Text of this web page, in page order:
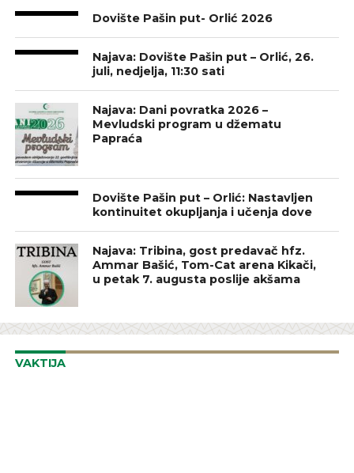
Dovište Pašin put- Orlić 2026
Najava: Dovište Pašin put – Orlić, 26.
juli, nedjelja, 11:30 sati
Najava: Dani povratka 2026 –
Mevludski program u džematu
Papraća
Dovište Pašin put – Orlić: Nastavljen
kontinuitet okupljanja i učenja dove
Najava: Tribina, gost predavač hfz.
Ammar Bašić, Tom-Cat arena Kikači,
u petak 7. augusta poslije akšama
VAKTIJA